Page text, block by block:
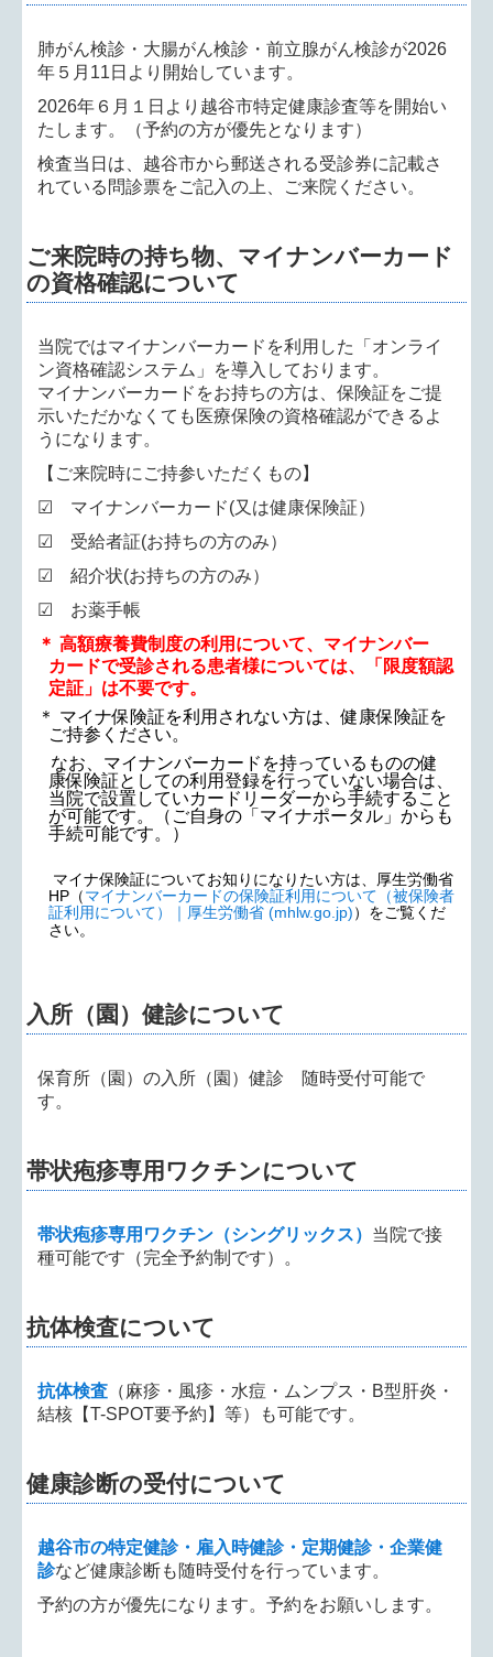
肺がん検診・大腸がん検診・前立腺がん検診が2026
年５月11日より開始しています。
2026年６月１日より越谷市特定健康診査等を開始い
たします。（予約の方が優先となります）
検査当日は、越谷市から郵送される受診券に記載さ
れている問診票をご記入の上、ご来院ください。
ご来院時の持ち物、マイナンバーカード
の資格確認について
当院ではマイナンバーカードを利用した「オンライ
ン資格確認システム」を導入しております。
マイナンバーカードをお持ちの方は、保険証をご提
示いただかなくても医療保険の資格確認ができるよ
うになります。
【ご来院時にご持参いただくもの】
☑ マイナンバーカード(又は健康保険証）
☑ 受給者証(お持ちの方のみ）
☑ 紹介状(お持ちの方のみ）
☑ お薬手帳
＊ 高額療養費制度の利用について、マイナンバー
カードで受診される患者様については、「限度額認
定証」は不要です。
＊ マイナ保険証を利用されない方は、健康保険証を
ご持参ください。
なお、マイナンバーカードを持っているものの健
康保険証としての利用登録を行っていない場合は、
当院で設置していカードリーダーから手続すること
が可能です。（ご自身の「マイナポータル」からも
手続可能です。）
マイナ保険証についてお知りになりたい方は、厚生労働省
HP（マイナンバーカードの保険証利用について（被保険者
証利用について）｜厚生労働省 (mhlw.go.jp)）をご覧くだ
さい。
入所（園）健診について
保育所（園）の入所（園）健診 随時受付可能で
す。
帯状疱疹専用ワクチンについて
帯状疱疹専用ワクチン（シングリックス） 当院で接
種可能です（完全予約制です）。
抗体検査について
抗体検査 （麻疹・風疹・水痘・ムンプス・B型肝炎・
結核【T-SPOT要予約】等）も可能です。
健康診断の受付について
越谷市の特定健診・雇入時健診・定期健診・企業健
診など健康診断も随時受付を行っています。
予約の方が優先になります。予約をお願いします。